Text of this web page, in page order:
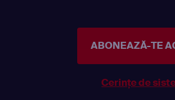
ABONEAZĂ-TE
Cerințe de